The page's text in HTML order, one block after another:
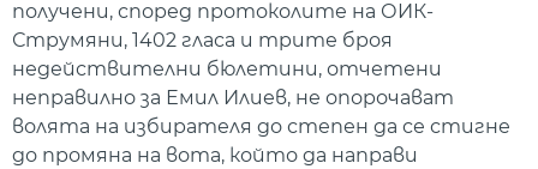
получени, според протоколите на ОИК-
Струмяни, 1402 гласа и трите броя
недействителни бюлетини, отчетени
неправилно за Емил Илиев, не опорочават
волята на избирателя до степен да се стигне
до промяна на вота, който да направи